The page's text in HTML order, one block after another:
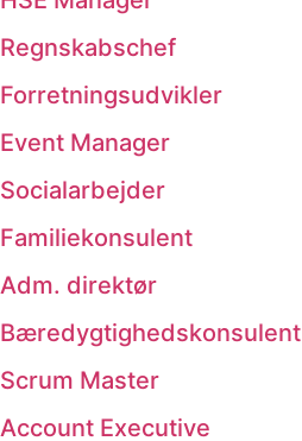
Regnskabschef
Forretningsudvikler
Event Manager
Socialarbejder
Familiekonsulent
Adm. direktør
Bæredygtighedskonsulent
Scrum Master
Account Executive